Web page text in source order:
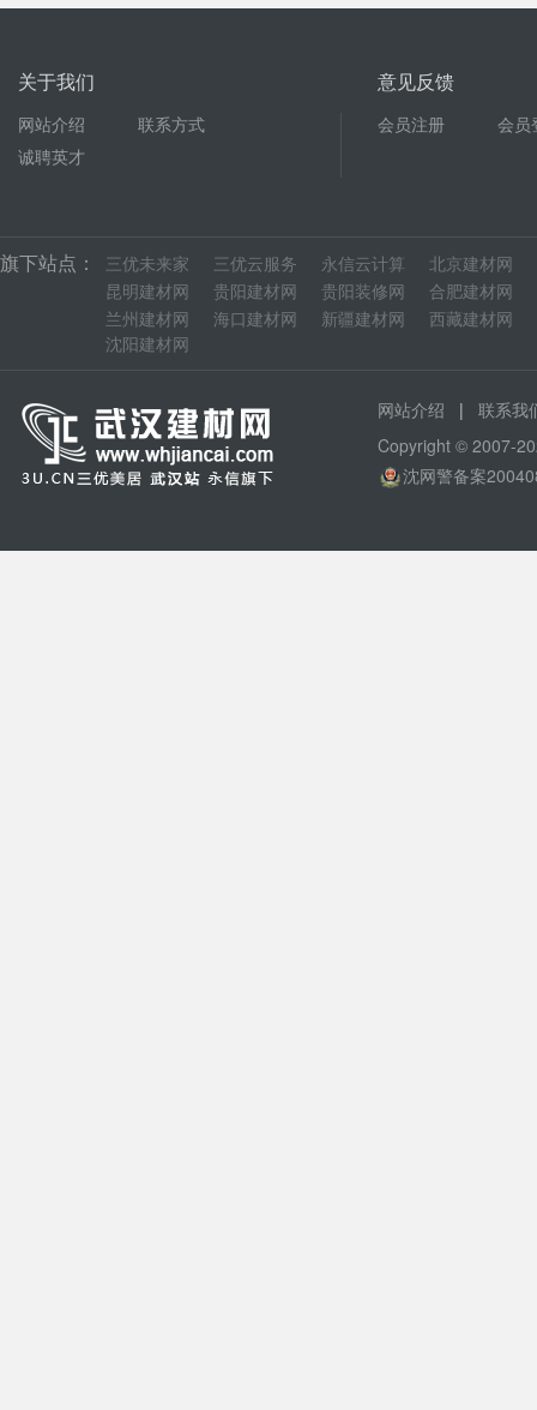
关于我们
网站介绍
联系方式
诚聘英才
意见反馈
会员注册 会员
旗下站点： 三优未来家 三优云服务 永信云计算 北京建材网
昆明建材网
贵阳建材网 贵阳装修网 合肥建材网
兰州建材网
海口建材网 新疆建材网 西藏建材网
沈阳建材网
网站介绍 | 联系我
Copyright © 2007-
沈网警备案